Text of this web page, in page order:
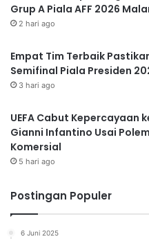
Grup A Piala AFF 2026
2 hari ago
Empat Tim Terbaik
Semifinal Piala Presiden
3 hari ago
UEFA Cabut Kepercayaan
Gianni Infantino Usai
Komersial
5 hari ago
Postingan Populer
6 Juni 2025